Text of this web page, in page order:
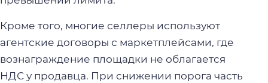
Кроме того, многие селлеры используют
агентские договоры с маркетплейсами, где
вознаграждение площадки не облагается
НДС у продавца. При снижении порога часть